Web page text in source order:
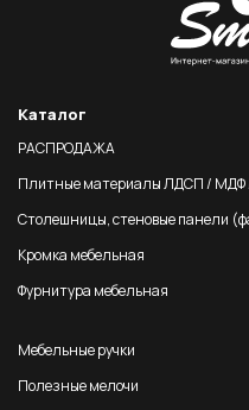
Каталог
РАСПРОДАЖА
Плитные материалы ЛДСП / МДФ
Столешницы, стеновые панели
Кромка мебельная
Фурнитура мебельная
Мебельные ручки
Полезные мелочи